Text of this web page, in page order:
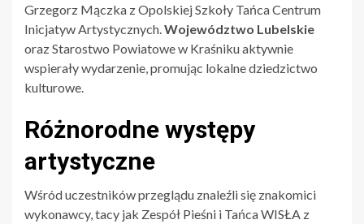
Grzegorz Mączka z Opolskiej Szkoły Tańca Centrum
Inicjatyw Artystycznych. Województwo Lubelskie
oraz Starostwo Powiatowe w Kraśniku aktywnie
wspierały wydarzenie, promując lokalne dziedzictwo
kulturowe.
Różnorodne występy
artystyczne
Wśród uczestników przeglądu znaleźli się znakomici
wykonawcy, tacy jak Zespół Pieśni i Tańca WISŁA z